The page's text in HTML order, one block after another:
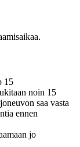
15
noin 15
saa vasta
ennen
jo